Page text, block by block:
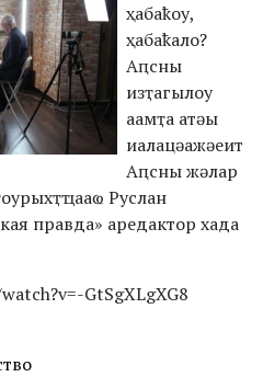
ҳабаҟоу,
ҳабаҟало?
Аԥсны
изҭагылоу
аамҭа атәы
иалацәажәеит
Аԥсны жәлар
Руслан
правда» аредактор хада
GtSgXLgXG8